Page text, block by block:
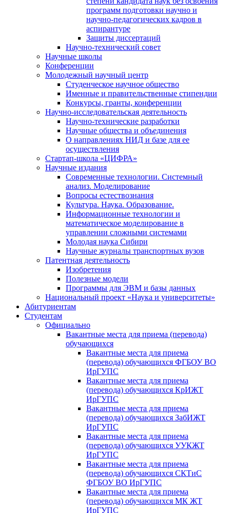
программ подготовки научно и
научно-педагогических кадров в
аспирантуре
Защиты диссертаций
Научно-технический совет
Научные школы
Конференции
Молодежный научный центр
Студенческое научное общество
Именные и правительственные стипендии
Конкурсы, гранты, конференции
Научно-исследовательская деятельность
Научно-технические разработки
Научные общества и объединения
О направлениях НИД и базе для ее
осуществления
Стартап-школа «ЦИФРА»
Научные издания
Современные технологии. Системный
анализ. Моделирование
Вопросы естествознания
Культура. Наука. Образование.
Информационные технологии и
математическое моделирование в
управлении сложными системами
Молодая наука Сибири
Научные журналы транспортных вузов
Патентная деятельность
Изобретения
Полезные модели
Программы для ЭВМ и базы данных
Национальный проект «Наука и университеты»
Абитуриентам
Студентам
Официально
Вакантные места для приема (перевода)
обучающихся
Вакантные места для приема
(перевода) обучающихся ФГБОУ ВО
ИрГУПС
Вакантные места для приема
(перевода) обучающихся КрИЖТ
ИрГУПС
Вакантные места для приема
(перевода) обучающихся ЗабИЖТ
ИрГУПС
Вакантные места для приема
(перевода) обучающихся УУКЖТ
ИрГУПС
Вакантные места для приема
(перевода) обучающихся СКТиС
ФГБОУ ВО ИрГУПС
Вакантные места для приема
(перевода) обучающихся МК ЖТ
ИрГУПС